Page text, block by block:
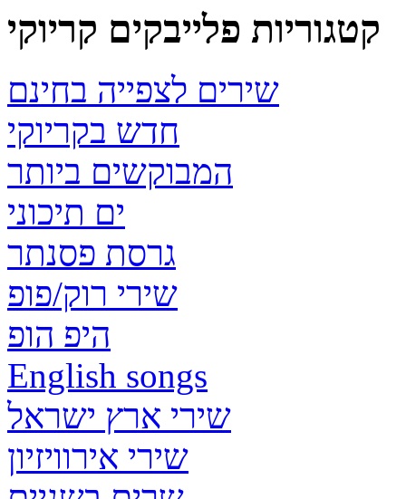
קטגוריות פלייבקים קריוקי
שירים לצפייה בחינם
חדש בקריוקי
המבוקשים ביותר
ים תיכוני
גרסת פסנתר
שירי רוק/פופ
היפ הופ
English songs
שירי ארץ ישראל
שירי אירוויזיון